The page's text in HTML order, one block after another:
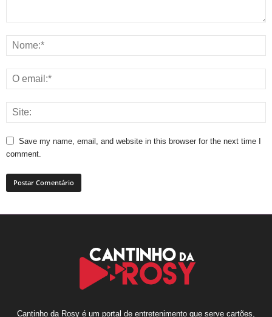
Save my name, email, and website in this browser for the next time I
comment.
Cantinho da Rosy é um portal de entretenimento que serve cartões,